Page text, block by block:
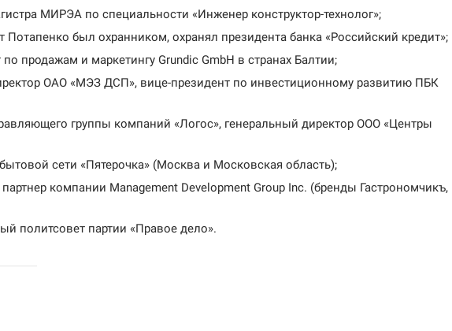
МИРЭА по специальности «Инженер конструктор-технолог»;
Потапенко был охранником, охранял президента банка «Российский кредит»;
продажам и маркетингу Grundic GmbH в странах Балтии;
ОАО «МЭЗ ДСП», вице-президент по инвестиционному развитию ПБК
группы компаний «Логос», генеральный директор ООО «Центры
сети «Пятерочка» (Москва и Московская область);
компании Management Development Group Inc. (бренды Гастрономчикъ,
политсовет партии «Правое дело».